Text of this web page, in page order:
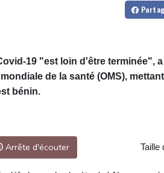
19 "est loin d'être terminée",
de la santé (OMS),
bénin.
Arrête d'écouter Taille